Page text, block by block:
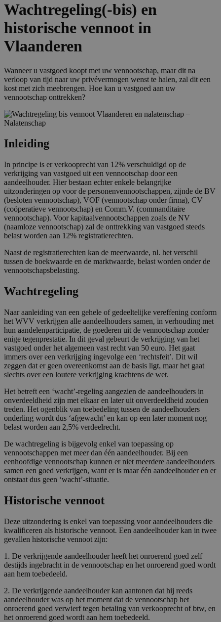
Wachtregeling(-bis) en
historische vennoot in
Vlaanderen
Wanneer u vastgoed koopt met uw vennootschap, maar dit na
verloop van tijd naar uw privévermogen wenst te halen, zal dit een
kost met zich meebrengen. Hoe kan u vastgoed aan uw
vennootschap onttrekken?
Inleiding
In principe is er verkooprecht van 12% verschuldigd op de
verkrijging van vastgoed uit een vennootschap door een
aandeelhouder. Hier bestaan echter enkele belangrijke
uitzonderingen op voor de personenvennootschappen, zijnde de BV
(besloten vennootschap), VOF (vennootschap onder firma), CV
(coöperatieve vennootschap) en Comm.V. (commanditaire
vennootschap). Voor kapitaalvennootschappen zoals de NV
(naamloze vennootschap) zal de onttrekking van vastgoed steeds
belast worden aan 12% registratierechten.
Naast de registratierechten kan de meerwaarde, nl. het verschil
tussen de boekwaarde en de marktwaarde, belast worden onder de
vennootschapsbelasting.
Wachtregeling
Naar aanleiding van een gehele of gedeeltelijke vereffening conform
het WVV verkrijgen alle aandeelhouders samen, in verhouding met
hun aandelenparticipatie, de goederen uit de vennootschap zonder
enige tegenprestatie. In dit geval gebeurt de verkrijging van het
vastgoed onder het algemeen vast recht van 50 euro. Het gaat
immers over een verkrijging ingevolge een ‘rechtsfeit’. Dit wil
zeggen dat er geen overeenkomst aan de basis ligt, maar het gaat
slechts over een loutere verkrijging krachtens de wet.
Het betreft een ‘wacht’-regeling aangezien de aandeelhouders in
onverdeeldheid zijn met elkaar en later uit onverdeeldheid zouden
treden. Het ogenblik van toebedeling tussen de aandeelhouders
onderling wordt dus ‘afgewacht’ en kan op een later moment nog
belast worden aan 2,5% verdeelrecht.
De wachtregeling is bijgevolg enkel van toepassing op
vennootschappen met meer dan één aandeelhouder. Bij een
eenhoofdige vennootschap kunnen er niet meerdere aandeelhouders
samen een goed verkrijgen, want er is maar één aandeelhouder en er
ontstaat dus geen ‘wacht’-situatie.
Historische vennoot
Deze uitzondering is enkel van toepassing voor aandeelhouders die
kwalificeren als historische vennoot. Een aandeelhouder kan in twee
gevallen historische vennoot zijn:
1. De verkrijgende aandeelhouder heeft het onroerend goed zelf
destijds ingebracht in de vennootschap en het onroerend goed wordt
aan hem toebedeeld.
2. De verkrijgende aandeelhouder kan aantonen dat hij reeds
aandeelhouder was op het moment dat de vennootschap het
onroerend goed verwierf tegen betaling van verkooprecht of btw, en
het onroerend goed wordt aan hem toebedeeld.